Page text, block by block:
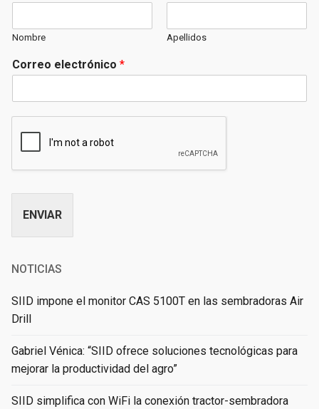
Nombre Apellidos
Correo electrónico *
ENVIAR
NOTICIAS
SIID impone el monitor CAS 5100T en las sembradoras Air
Drill
Gabriel Vénica: “SIID ofrece soluciones tecnológicas para
mejorar la productividad del agro”
SIID simplifica con WiFi la conexión tractor-sembradora